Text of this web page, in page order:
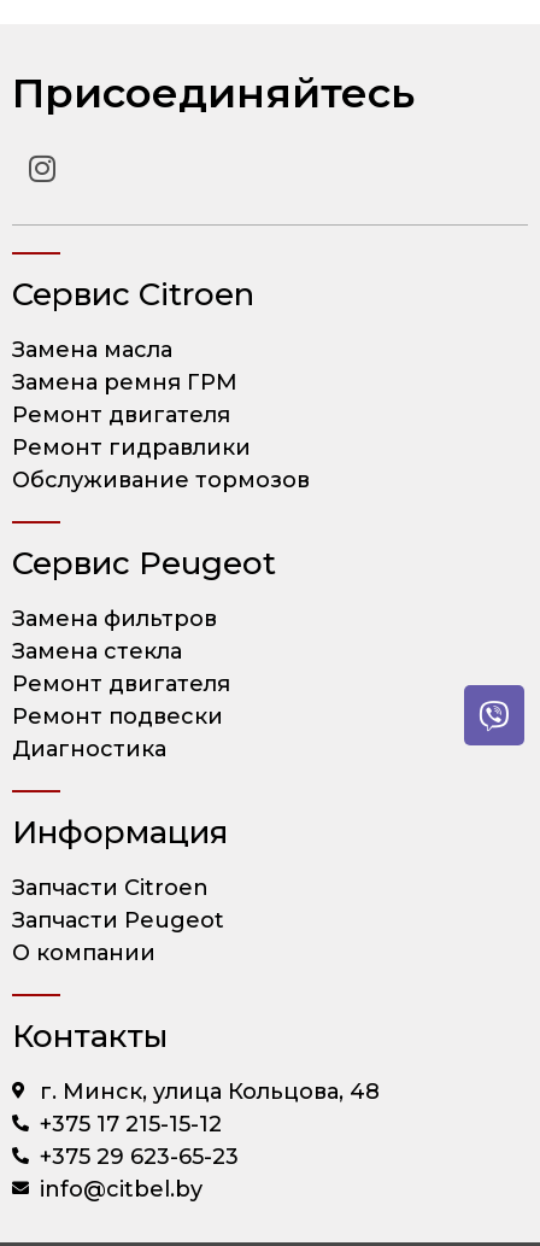
Присоединяйтесь
Сервис Citroen
Замена масла
Замена ремня ГРМ
Ремонт двигателя
Ремонт гидравлики
Обслуживание тормозов
Сервис Peugeot
Замена фильтров
Замена стекла
Ремонт двигателя
Ремонт подвески
Диагностика
Информация
Запчасти Citroen
Запчасти Peugeot
О компании
Контакты
г. Минск, улица Кольцова, 48
+375 17 215-15-12
+375 29 623-65-23
info@citbel.by